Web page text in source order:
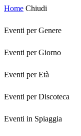
Home Chiudi
Eventi per Genere
Eventi per Giorno
Eventi per Età
Eventi per Discoteca
Eventi in Spiaggia